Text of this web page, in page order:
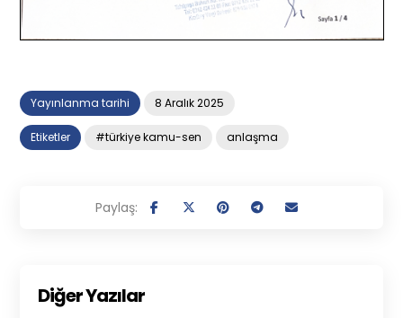
Yayınlanma tarihi 8 Aralık 2025
Etiketler #türkiye kamu-sen anlaşma
Diğer Yazılar